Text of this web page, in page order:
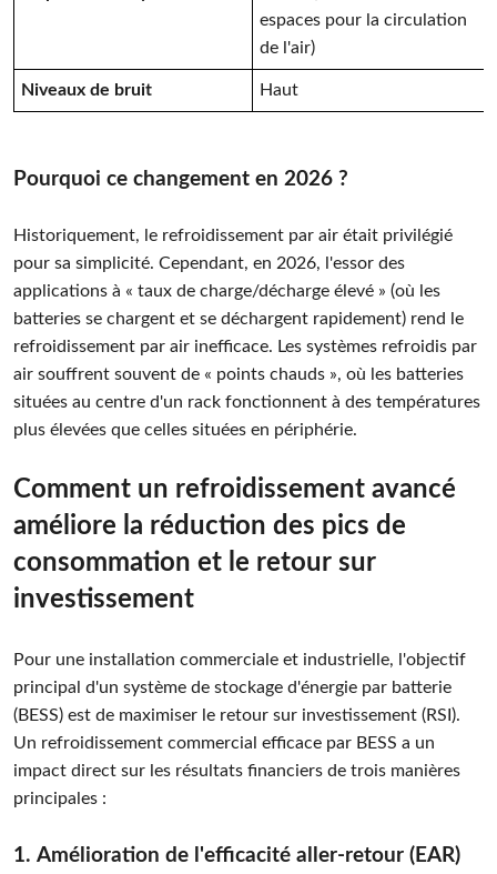
espaces pour la circulation
de l'air)
Niveaux de bruit Haut
Pourquoi ce changement en 2026 ?
Historiquement, le refroidissement par air était privilégié
pour sa simplicité. Cependant, en 2026, l'essor des
applications à « taux de charge/décharge élevé » (où les
batteries se chargent et se déchargent rapidement) rend le
refroidissement par air inefficace. Les systèmes refroidis par
air souffrent souvent de « points chauds », où les batteries
situées au centre d'un rack fonctionnent à des températures
plus élevées que celles situées en périphérie.
Comment un refroidissement avancé
améliore la réduction des pics de
consommation et le retour sur
investissement
Pour une installation commerciale et industrielle, l'objectif
principal d'un système de stockage d'énergie par batterie
(BESS) est de maximiser le retour sur investissement (RSI).
Un refroidissement commercial efficace par BESS a un
impact direct sur les résultats financiers de trois manières
principales :
1. Amélioration de l'efficacité aller-retour (EAR)